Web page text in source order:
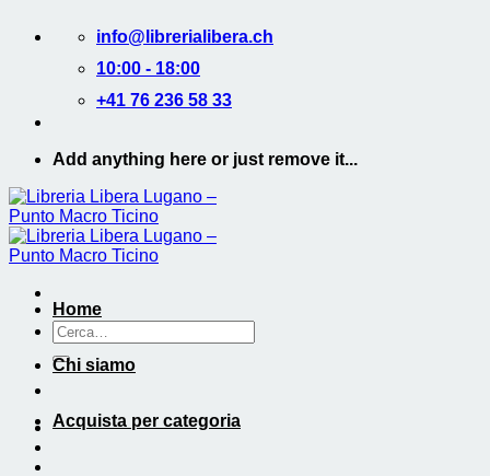
contenuti
info@librerialibera.ch
10:00 - 18:00
+41 76 236 58 33
Add anything here or just remove it...
Cerca:
Home
Chi siamo
Acquista per categoria